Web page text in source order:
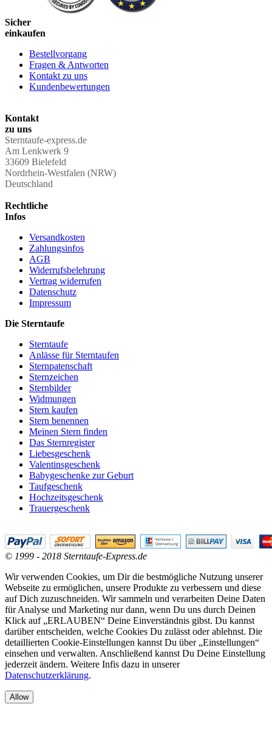
Sicher
einkaufen
Bestellvorgang
Fragen & Antworten
Kontakt zu uns
Kundenbewertungen
Kontakt
zu uns
Sterntaufe-express.de
Am Lenkwerk 9
33609 Bielefeld
Nordrhein-Westfalen (NRW)
Deutschland
Rechtliche
Infos
Versandkosten
Zahlungsinfos
AGB
Widerrufsbelehrung
Vertrag widerrufen
Datenschutz
Impressum
Die Sterntaufe
Sterntaufe
Anlässe für Sterntaufen
Sternpatenschaft
Sternzeichen
Sternbilder
Widmungen
Stern kaufen
Stern benennen
Meinen Stern finden
Das Sternregister
Liebesgeschenk
Valentinsgeschenk
Babygeschenke zur Geburt
Taufgeschenk
Hochzeitsgeschenk
Trauergeschenk
© 1999 - 2018 Sterntaufe-Express.de
Wir verwenden Cookies, um Dir die bestmögliche Nutzung unserer
Webseite zu ermöglichen, unsere Produkte zu verbessern und diese
auf Dich zuzuschneiden. Wir sammeln und verarbeiten Deine Daten
für Analyse und Marketing nur dann, wenn Du uns durch Deinen
Klick auf „ERLAUBEN“ Deine Einverständnis gibst. Du kannst
darüber entscheiden, welche Cookies Du zulässt oder ablehnst. Die
detaillierten Cookie-Einstellungen kannst Du über „Einstellungen“
einsehen und verwalten. Anschließend kannst Du Deine Einstellung
jederzeit ändern. Weitere Infis dazu in unserer
Datenschutzerklärung.
Allow